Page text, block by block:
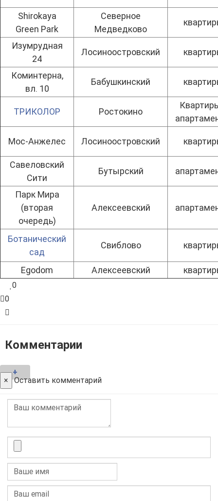
Shirokaya
Green Park
Северное
Медведково
Изумрудная
24
Лосиноостровский
Коминтерна,
вл. 10
Бабушкинский
ТРИКОЛОР Ростокино
Мос-Анжелес Лосиноостровский
Савеловский
Сити
Бутырский
Парк Мира
(вторая
очередь)
Алексеевский
Ботанический
сад
Свиблово
Egodom Алексеевский
0
0
Комментарии
+
× Оставить комментарий